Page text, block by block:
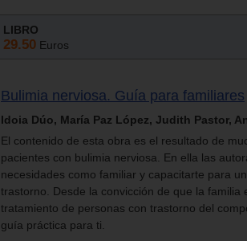
LIBRO
29.50 Euros
Bulimia nerviosa. Guía para familiares
Idoia Dúo, María Paz López, Judith Pastor,
El contenido de esta obra es el resultado de
pacientes con bulimia nerviosa. En ella las
necesidades como familiar y capacitarte para
trastorno. Desde la convicción de que la familia
tratamiento de personas con trastorno del
guía práctica para ti.